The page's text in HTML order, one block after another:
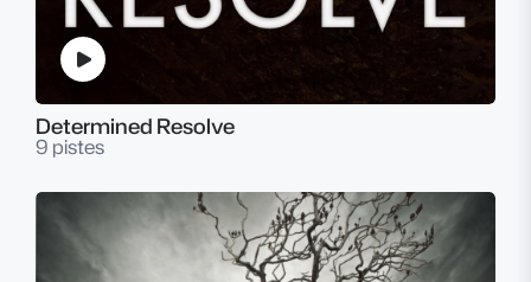
Determined Resolve
9 pistes